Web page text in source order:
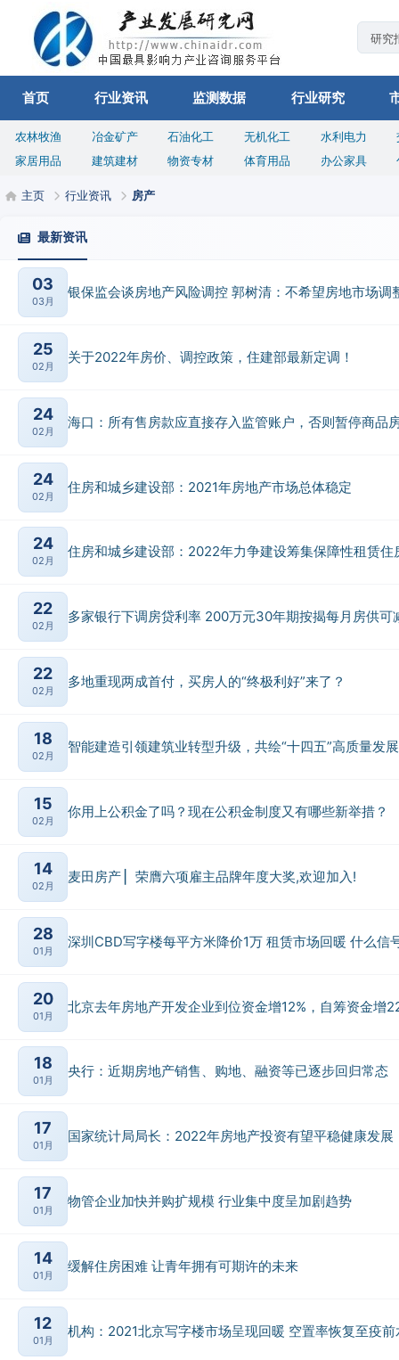
首页 行业资讯 监测数据 行业研究
农林牧渔 冶金矿产 石油化工 无机化工 水利电力
家居用品
建筑建材 物资专材 体育用品 办公家具
主页 行业资讯 房产
最新资讯
03
03月
银保监会谈房地产风险调控 郭树清：不希望房地市场调
25
02月
关于2022年房价、调控政策，住建部最新定调！
24
02月
海口：所有售房款应直接存入监管账户，否则暂停商品
24
02月
住房和城乡建设部：2021年房地产市场总体稳定
24
02月
住房和城乡建设部：2022年力争建设筹集保障性租赁
22
02月
多家银行下调房贷利率 200万元30年期按揭每月房供可
22
02月
多地重现两成首付，买房人的“终极利好”来了？
18
02月
智能建造引领建筑业转型升级，共绘“十四五”高质量发
15
02月
你用上公积金了吗？现在公积金制度又有哪些新举措？
14
02月
麦田房产 ▏荣膺六项雇主品牌年度大奖,欢迎加入!
28
01月
深圳CBD写字楼每平方米降价1万 租赁市场回暖 什么信
20
01月
北京去年房地产开发企业到位资金增12%，自筹资金增
18
01月
央行：近期房地产销售、购地、融资等已逐步回归常态
17
01月
国家统计局局长：2022年房地产投资有望平稳健康发展
17
01月
物管企业加快并购扩规模 行业集中度呈加剧趋势
14
01月
缓解住房困难 让青年拥有可期许的未来
12
01月
机构：2021北京写字楼市场呈现回暖 空置率恢复至疫前